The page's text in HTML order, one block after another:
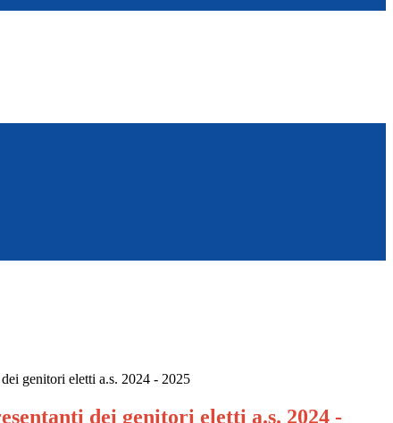
genitori eletti a.s. 2024 - 2025
dei genitori eletti a.s. 2024 -